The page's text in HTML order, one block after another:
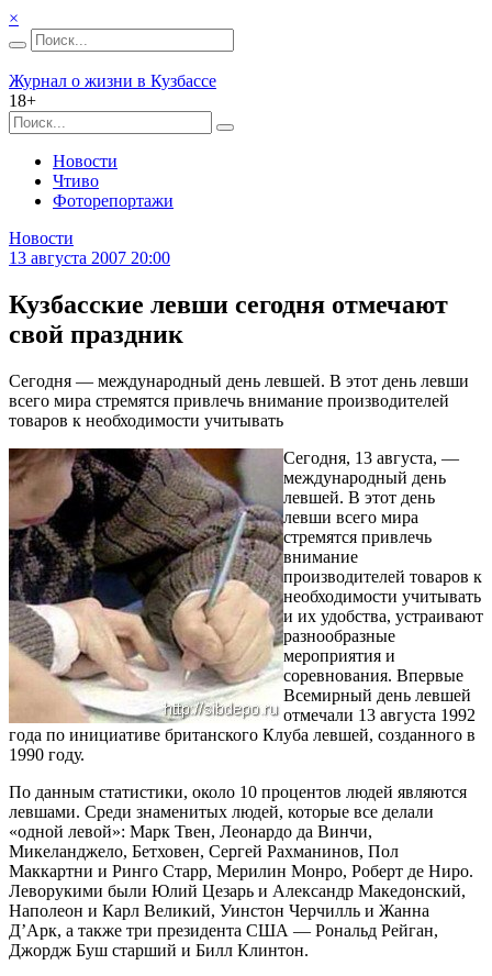
×
Журнал о жизни в Кузбассе
18+
Новости
Чтиво
Фоторепортажи
Новости
13 августа 2007 20:00
Кузбасские левши сегодня отмечают
свой праздник
Сегодня — международный день левшей. В этот день левши
всего мира стремятся привлечь внимание производителей
товаров к необходимости учитывать
Сегодня, 13 августа, —
международный день
левшей. В этот день
левши всего мира
стремятся привлечь
внимание
производителей товаров к
необходимости учитывать
и их удобства, устраивают
разнообразные
мероприятия и
соревнования. Впервые
Всемирный день левшей
отмечали 13 августа 1992
года по инициативе британского Клуба левшей, созданного в
1990 году.
По данным статистики, около 10 процентов людей являются
левшами. Среди знаменитых людей, которые все делали
«одной левой»: Марк Твен, Леонардо да Винчи,
Микеланджело, Бетховен, Сергей Рахманинов, Пол
Маккартни и Ринго Старр, Мерилин Монро, Роберт де Ниро.
Леворукими были Юлий Цезарь и Александр Македонский,
Наполеон и Карл Великий, Уинстон Черчилль и Жанна
Д’Арк, а также три президента США — Рональд Рейган,
Джордж Буш старший и Билл Клинтон.